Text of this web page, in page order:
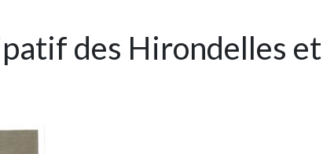
des Hirondelles et